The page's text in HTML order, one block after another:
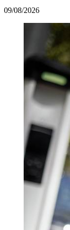
09/08/2026